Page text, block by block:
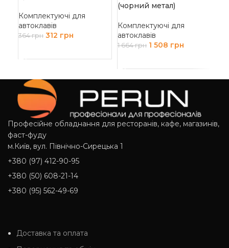
Комплектуючі для
автоклавів
364грн 312 грн
(чорний метал)
Комплектуючі для
автоклавів
1 664грн 1 508 грн
Професійне обладнання для ресторанів, кафе, магазинів,
фаст-фуду
м.Київ, вул. Північно-Сирецька 1
+380 (97) 412-90-95
+380 (50) 608-21-14
+380 (95) 562-49-69
Доставка та оплата